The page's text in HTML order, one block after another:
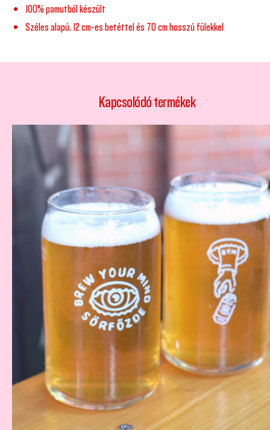
100% pamutból készült
Széles alapú. 12 cm-es betéttel és 70 cm hosszú fülekkel
Kapcsolódó termékek